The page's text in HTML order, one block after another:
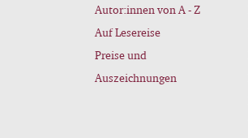
Autor:innen von A - Z
Auf Lesereise
Preise und
Auszeichnungen